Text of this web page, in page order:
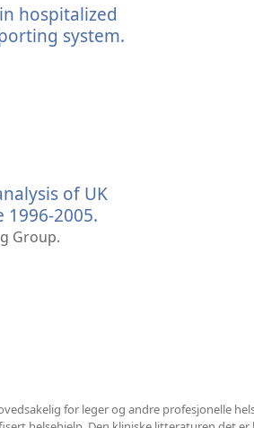
hospitalized
system.
of UK
2005.
Group.
for leger og andre profesjonelle